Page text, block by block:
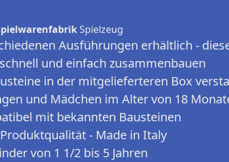
Spielzeug
Ausführungen erhältlich -
und einfach zusammenbauen
in der mitgelieferteren Box
und Mädchen im Alter von 18
mit bekannten Bausteinen
- Made in Italy
von 1 1/2 bis 5 Jahren